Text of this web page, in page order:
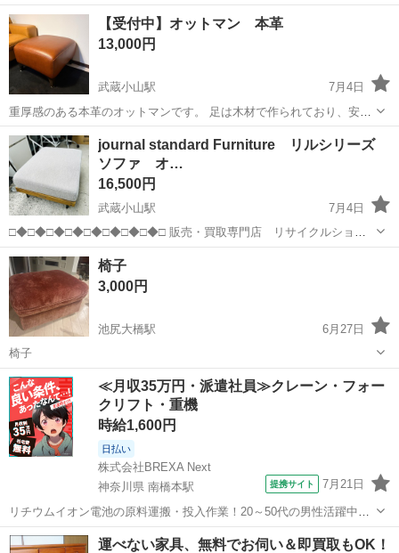
みしませんか？ 家電や家具、レジャー用品などが無料でまとめて持ち
込めます！ ※詳細はこちらのページをご確認ください。
https://jmty.jp/a...
東京 日野市 ソファ
【受付中】オットマン 本革
13,000円
武蔵小山駅
7月4日
重厚感のある本革のオットマンです。 足は木材で作られており、安定
感があります。 傷も少なく、背面の布に破れもなく、美品です。 ※画
像内の本革ソファも出品中です 【サイズ】約61cm正方形、高さ約
39cm （大体です） ...
東京 目黒区
journal standard Furniture リルシリーズ
ソファ オ…
16,500円
武蔵小山駅
7月4日
□◆□◆□◆□◆□◆□◆□◆□◆□ 販売・買取専門店 リサイクルショッ
プ ランバールーム LUMBER ROOM 積み込み等で店頭に車停めれま
東京 品川区 武蔵小山駅
ジャーナルスタンダード
椅子
3,000円
池尻大橋駅
6月27日
椅子
東京 世田谷区 池尻大橋駅 ソファ
≪月収35万円・派遣社員≫クレーン・フォー
クリフト・重機
時給1,600円
日払い
株式会社BREXA Next
神奈川県 南橋本駅
提携サイト 7月21日
リチウムイオン電池の原料運搬・投入作業！20～50代の男性活躍中★
ワンルーム寮完備！赴任旅費会社負担！年間休日130日★フォークリフ
ト免許お持ちの方、活躍中！就業先食堂利用可★《神奈川県相模原
神奈川 相模原市 南橋本駅 その他
運べない家具、無料でお伺い＆即買取もOK！